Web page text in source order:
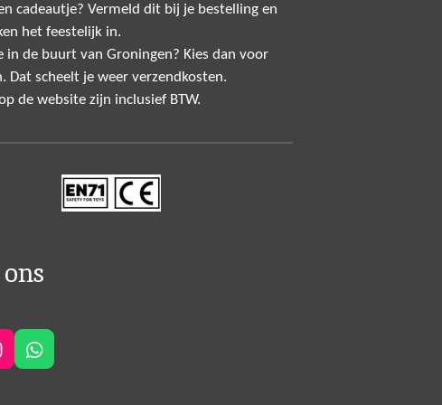
cadeautje? Vermeld dit bij je bestelling en
het feestelijk in.
in de buurt van Groningen? Kies dan voor
Dat scheelt je weer verzendkosten.
de website zijn inclusief BTW.
W